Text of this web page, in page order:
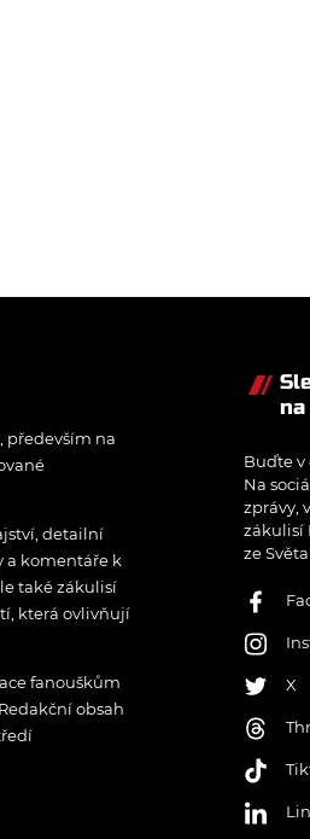
především na
detailní
a komentáře k
také zákulisí
která ovlivňují
fanouškům
obsah
Buďte v
Na
zprávy,
zákulisí
ze
X